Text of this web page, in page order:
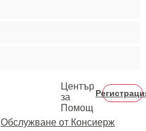
Център
за
Помощ
Обслужване от Консиерж